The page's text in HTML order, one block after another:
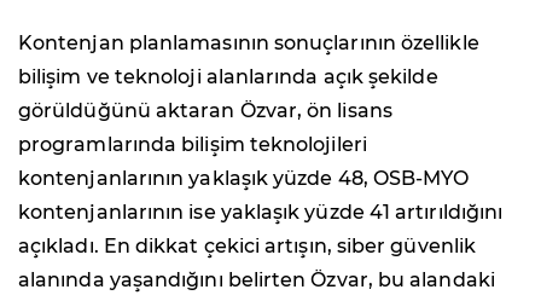
Kontenjan planlamasının sonuçlarının özellikle
bilişim ve teknoloji alanlarında açık şekilde
görüldüğünü aktaran Özvar, ön lisans
programlarında bilişim teknolojileri
kontenjanlarının yaklaşık yüzde 48, OSB-MYO
kontenjanlarının ise yaklaşık yüzde 41 artırıldığını
açıkladı. En dikkat çekici artışın, siber güvenlik
alanında yaşandığını belirten Özvar, bu alandaki